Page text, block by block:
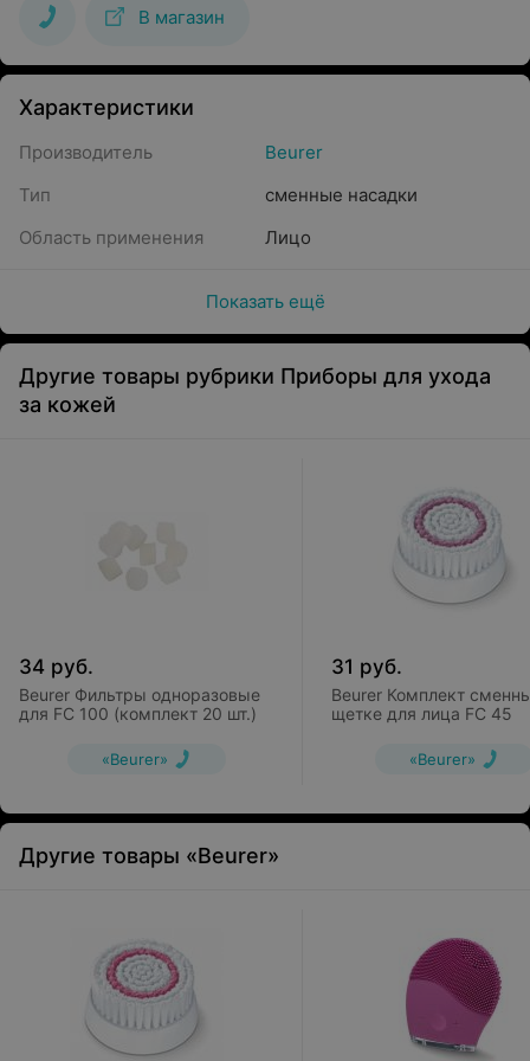
В магазин
Характеристики
Производитель
Beurer
Тип
сменные насадки
Область применения
Лицо
Показать ещё
Другие товары рубрики Приборы для ухода
за кожей
34 руб.
Beurer Фильтры одноразовые
для FC 100 (комплект 20 шт.)
«Beurer»
31 руб.
Beurer Комплект
щетке для лица FC 45
«Beurer»
Другие товары «Beurer»